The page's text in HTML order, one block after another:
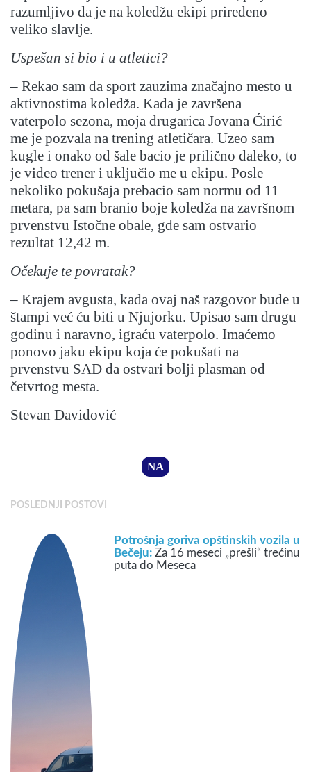
razumljivo da je na koledžu ekipi priređeno
veliko slavlje.
Uspešan si bio i u atletici?
– Rekao sam da sport zauzima značajno mesto u
aktivnostima koledža. Kada je završena
vaterpolo sezona, moja drugarica Jovana Ćirić
me je pozvala na trening atletičara. Uzeo sam
kugle i onako od šale bacio je prilično daleko, to
je video trener i uključio me u ekipu. Posle
nekoliko pokušaja prebacio sam normu od 11
metara, pa sam branio boje koledža na završnom
prvenstvu Istočne obale, gde sam ostvario
rezultat 12,42 m.
Očekuje te povratak?
– Krajem avgusta, kada ovaj naš razgovor bude u
štampi već ću biti u Njujorku. Upisao sam drugu
godinu i naravno, igraću vaterpolo. Imaćemo
ponovo jaku ekipu koja će pokušati na
prvenstvu SAD da ostvari bolji plasman od
četvrtog mesta.
Stevan Davidović
NA
POSLEDNJI POSTOVI
Potrošnja goriva opštinskih vozila u
Bečeju:Za 16 meseci „prešli“ trećinu
puta do Meseca